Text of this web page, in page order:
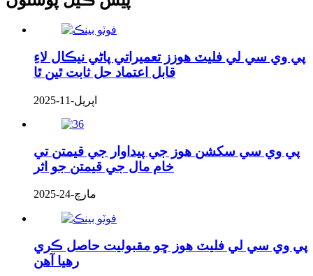
پي وي سي لي فليٽ هوزز تعميراتي پاڻي نيڪال لاءِ
قابل اعتماد حل ثابت ٿين ٿا
اپريل-11-2025
پي وي سي سکشن هوز جي پيداوار جي قيمتن تي
خام مال جي قيمتن جو اثر
مارچ-24-2025
پي وي سي لي فليٽ هوز ڇو مقبوليت حاصل ڪري
رهيا آهن